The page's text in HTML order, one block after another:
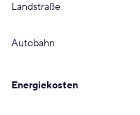
Landstraße
Autobahn
Energiekosten